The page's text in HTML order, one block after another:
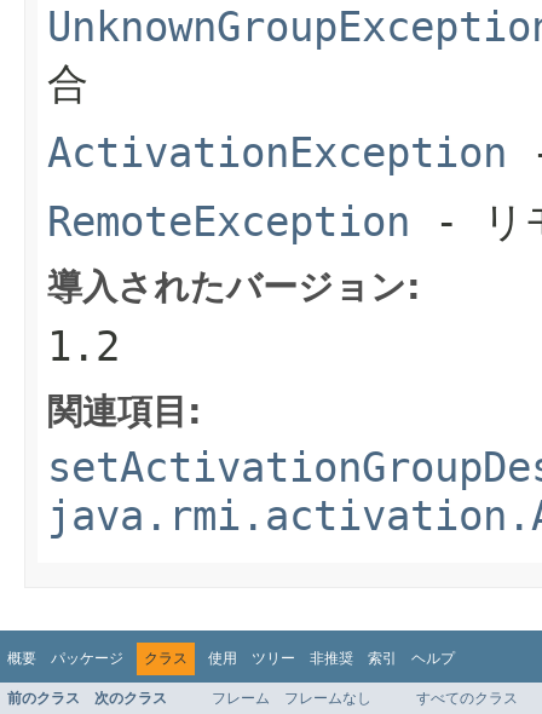
合
ActivationException
RemoteException - リ
導入されたバージョン:
1.2
関連項目:
概要 パッケージ クラス 使用 ツリー 非推奨 索引 ヘルプ
前のクラス 次のクラス フレーム フレームなし
すべてのクラス